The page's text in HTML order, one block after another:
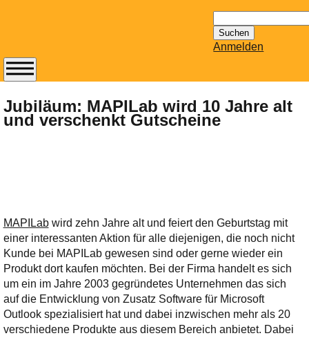
nach:
Anmelden
Jubiläum: MAPILab wird 10 Jahre alt
und verschenkt Gutscheine
MAPILabwird zehn Jahre alt und feiert den Geburtstag mit
einer interessanten Aktion für alle diejenigen, die noch nicht
Kunde bei MAPILab gewesen sind oder gerne wieder ein
Produkt dort kaufen möchten. Bei der Firma handelt es sich
um ein im Jahre 2003 gegründetes Unternehmen das sich
auf die Entwicklung von Zusatz Software für Microsoft
Outlook spezialisiert hat und dabei inzwischen mehr als 20
verschiedene Produkte aus diesem Bereich anbietet. Dabei
Abonnieren Sie den
14-tägig
erscheinenden
bereithält!
Wie z.B. Outlook,
GMail, Thunderbird
oder auch
KuNoMail, usw.
Ihre E-Mail
Adresse: